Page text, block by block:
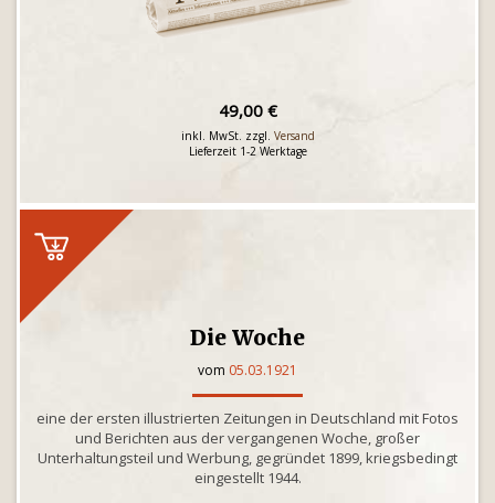
49,00 €
inkl. MwSt. zzgl. Versand
Lieferzeit 1-2 Werktage
Die Woche
vom 05.03.1921
eine der ersten illustrierten Zeitungen in Deutschland mit Fotos
und Berichten aus der vergangenen Woche, großer
Unterhaltungsteil und Werbung, gegründet 1899, kriegsbedingt
eingestellt 1944.